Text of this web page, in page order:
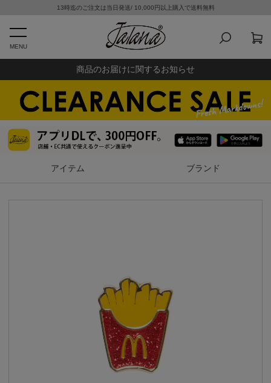
13時迄のご注文は当日発送/ 10,000円以上購入で送料無料
MENU
商品のお届けに関するお知らせ
アイテム ブランド